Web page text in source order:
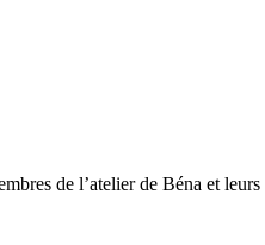
de l’atelier de Béna et leurs